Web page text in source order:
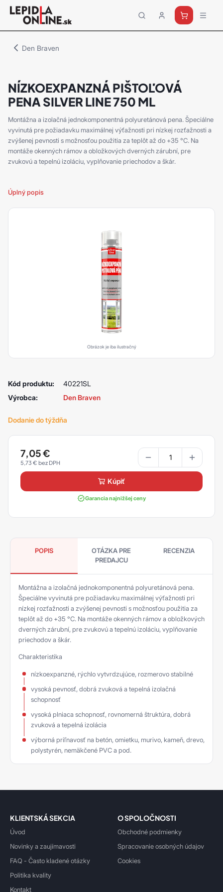
Priemyselné
lepidlá
Den Braven
NÍZKOEXPANZNÁ PIŠTOĽOVÁ
PENA SILVER LINE 750 ML
Montážna a izolačná jednokomponentná polyuretánová pena. Špeciálne
vyvinutá pre požiadavku maximálnej výťažnosti pri nízkej rozťažnosti a
zvýšenej pevnosti s možnosťou použitia za teplôt až do +35 °C. Na
montáže okenných rámov a obložkových dverných zárubní, pre
zvukovú a tepelnú izoláciu, vyplňovanie priechodov a škár.
Úplný popis
Obrázok je iba ilustračný
Kód produktu:
40221SL
Výrobca:
Den Braven
Dodanie do týždňa
7,05€
5,73 €
kúpiť
Garancia najnižšej ceny
POPIS
OTÁZKA PRE
PREDAJCU
RECENZIA
Montážna a izolačná jednokomponentná polyuretánová pena.
Špeciálne vyvinutá pre požiadavku maximálnej výťažnosti pri
nízkej rozťažnosti a zvýšenej pevnosti s možnosťou použitia za
teplôt až do +35 °C. Na montáže okenných rámov a obložkových
dverných zárubní, pre zvukovú a tepelnú izoláciu, vyplňovanie
priechodov a škár.
Charakteristika
nízkoexpanzné, rýchlo vytvrdzujúce, rozmerovo stabilné
vysoká pevnosť, dobrá zvuková a tepelná izolačná
schopnosť
vysoká plniaca schopnosť, rovnomerná štruktúra, dobrá
zvuková a tepelná izolácia
výborná priľnavosť na betón, omietku, murivo, kameň, drevo,
polystyrén, nemäkčené PVC a pod.
KLIENTSKÁ SEKCIA
Úvod
Novinky a zaujímavosti
FAQ - Často kladené otázky
Politika kvality
Kontakt
O SPOLOČNOSTI
Obchodné podmienky
Spracovanie osobných údajov
Cookies